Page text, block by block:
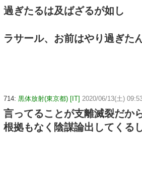
過ぎたるは及ばざるが如し
ラサール、お前はやり過ぎ
714: 黒体放射(東京都) [IT] 2020/06/13(土)
言ってることが支離滅裂だか
根拠もなく陰謀論出してくる